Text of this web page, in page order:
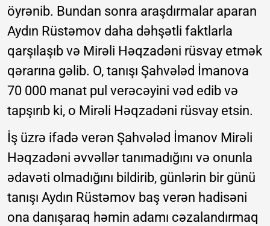
öyrənib. Bundan sonra araşdırmalar aparan
Aydın Rüstəmov daha dəhşətli faktlarla
qarşılaşıb və Mirəli Həqzadəni rüsvay etmək
qərarına gəlib. O, tanışı Şahvələd İmanova
70 000 manat pul verəcəyini vəd edib və
tapşırıb ki, o Mirəli Həqzadəni rüsvay etsin.
İş üzrə ifadə verən Şahvələd İmanov Mirəli
Həqzadəni əvvəllər tanımadığını və onunla
ədavəti olmadığını bildirib, günlərin bir günü
tanışı Aydın Rüstəmov baş verən hadisəni
ona danışaraq həmin adamı cəzalandırmaq